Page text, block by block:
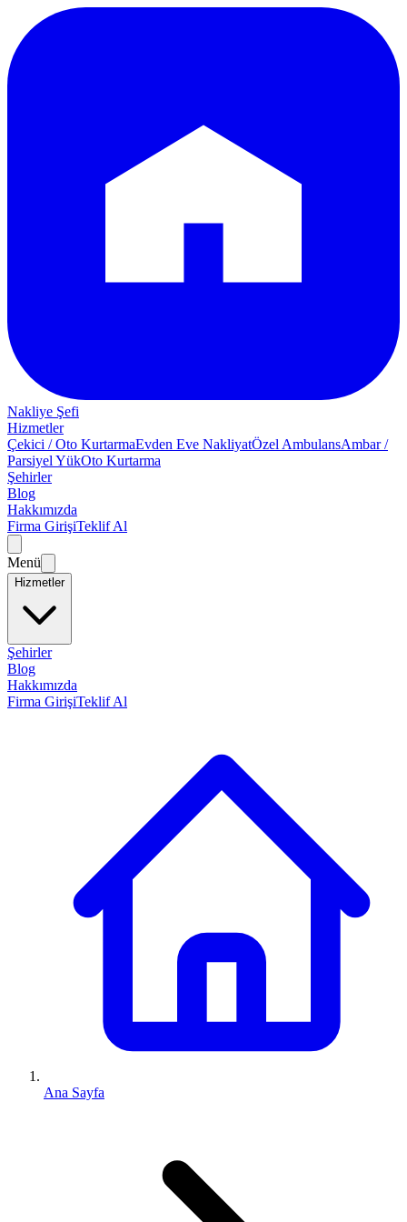
Nakliye Şefi
Hizmetler
Çekici / Oto KurtarmaEvden Eve NakliyatÖzel AmbulansAmbar /
Parsiyel YükOto Kurtarma
Şehirler
Blog
Hakkımızda
Firma GirişiTeklif Al
Menü
Hizmetler
Şehirler
Blog
Hakkımızda
Firma GirişiTeklif Al
Ana Sayfa